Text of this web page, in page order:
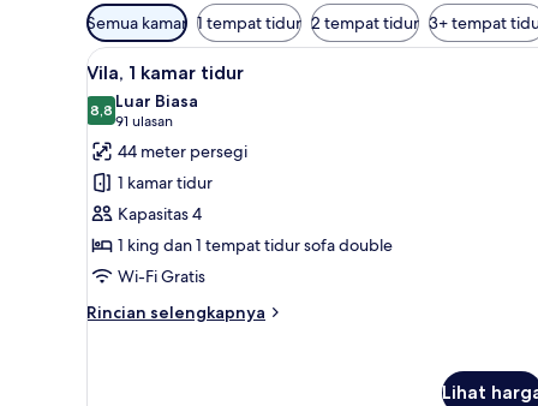
Filter
tersedia
untuk
kamar
Semua kamar 1 tempat tidur 2 tempat tidur 3+ tempat
Lihat
semua
foto
untuk
Vila,
kamar
tidur
Vila, 1 kamar tidur | Seprai
3
Vila, 1 kamar tidur
8,88,8 dari 10
Luar Biasa
91 ulasan
(91
ulasan)
44 meter persegi
1 kamar tidur
Kapasitas 4
1 king dan 1 tempat tidur sofa double
Wi-Fi Gratis
Rincian selengkapnya
Rincian
Lihat